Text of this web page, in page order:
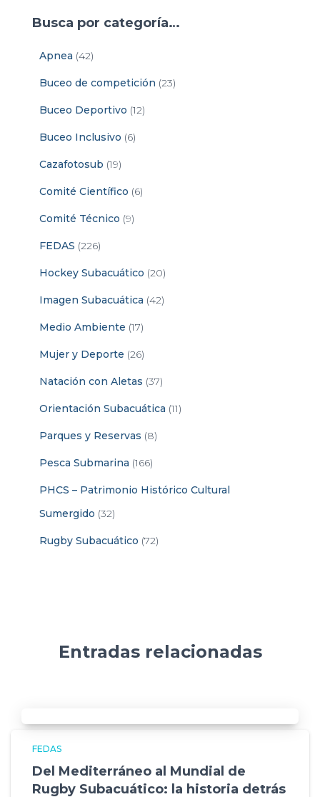
Busca por categoría…
Apnea (42)
Buceo de competición (23)
Buceo Deportivo (12)
Buceo Inclusivo (6)
Cazafotosub (19)
Comité Científico (6)
Comité Técnico (9)
FEDAS (226)
Hockey Subacuático (20)
Imagen Subacuática (42)
Medio Ambiente (17)
Mujer y Deporte (26)
Natación con Aletas (37)
Orientación Subacuática (11)
Parques y Reservas (8)
Pesca Submarina (166)
PHCS – Patrimonio Histórico Cultural
Sumergido (32)
Rugby Subacuático (72)
Entradas relacionadas
FEDAS
Del Mediterráneo al Mundial de
Rugby Subacuático: la historia detrás